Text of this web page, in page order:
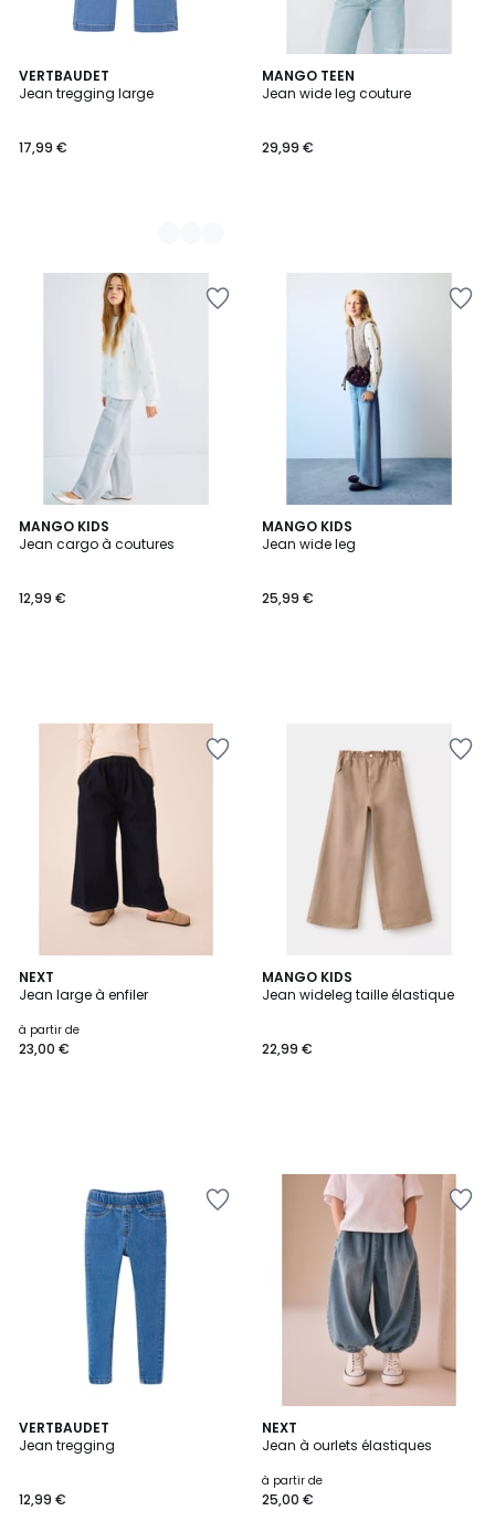
VERTBAUDET
Jean tregging large
17,99 €
4
Couleurs
MANGO TEEN
Jean wide leg couture
29,99 €
MANGO KIDS
Jean cargo à coutures
12,99 €
MANGO KIDS
Jean wide leg
25,99 €
NEXT
Jean large à enfiler
à partir de
23,00 €
MANGO KIDS
Jean wideleg taille élastique
22,99 €
VERTBAUDET
Jean tregging
12,99 €
3
Couleurs
NEXT
Jean à ourlets élastiques
à partir de
25,00 €